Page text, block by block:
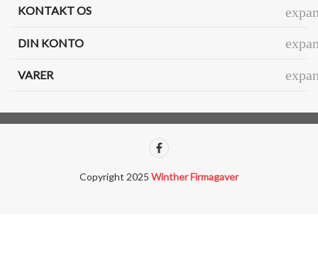
KONTAKT OS
DIN KONTO
VARER
Copyright 2025 Winther Firmagaver